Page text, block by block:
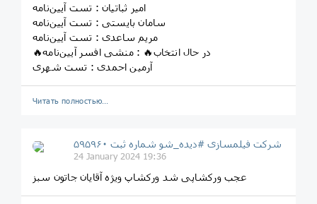
امیر ثباتیان : تست آیین‌نامه
سامان بایستی : تست آیین‌نامه
مریم ساعدی : تست آیین‌نامه
🔥در حال انتخاب🔥 : منشی افسر آیین‌نامه
آرمین احمدی : تست شهری
Читать полностью…
شرکت فیلمسازی #دیده_شو شماره ثبت ۵۹۵۹۶۰
24 January 2024 19:36
عجب ورکشاپی شد ورکشاپ ویژه آقایان جاتون سبز